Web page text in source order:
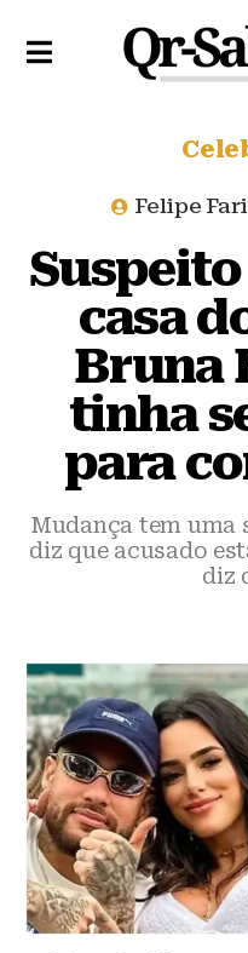
Felipe
casa
Bruna
tinha
para
Mudança tem uma
diz que acusado
diz